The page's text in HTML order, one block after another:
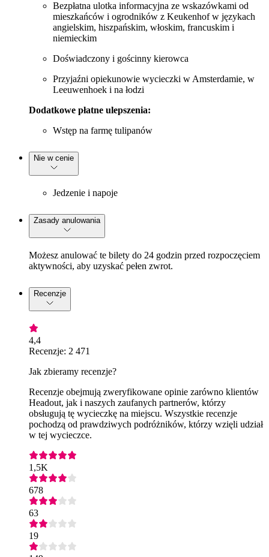
Bezpłatna ulotka informacyjna ze wskazówkami od
mieszkańców i ogrodników z Keukenhof w językach
angielskim, hiszpańskim, włoskim, francuskim i
niemieckim
Doświadczony i gościnny kierowca
Przyjaźni opiekunowie wycieczki w Amsterdamie, w
Leeuwenhoek i na łodzi
Dodatkowe płatne ulepszenia:
Wstęp na farmę tulipanów
Nie w cenie
Jedzenie i napoje
Zasady anulowania
Możesz anulować te bilety do 24 godzin przed rozpoczęciem
aktywności, aby uzyskać pełen zwrot.
Recenzje
4,4
Recenzje: 2 471
Jak zbieramy recenzje?
Recenzje obejmują zweryfikowane opinie zarówno klientów
Headout, jak i naszych zaufanych partnerów, którzy
obsługują tę wycieczkę na miejscu. Wszystkie recenzje
pochodzą od prawdziwych podróżników, którzy wzięli udział
w tej wycieczce.
1,5K
678
63
19